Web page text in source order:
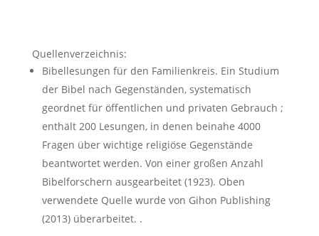
Quellenverzeichnis:
Bibellesungen für den Familienkreis. Ein Studium
der Bibel nach Gegenständen, systematisch
geordnet für öffentlichen und privaten Gebrauch ;
enthält 200 Lesungen, in denen beinahe 4000
Fragen über wichtige religiöse Gegenstände
beantwortet werden. Von einer großen Anzahl
Bibelforschern ausgearbeitet (1923). Oben
verwendete Quelle wurde von Gihon Publishing
(2013) überarbeitet. .